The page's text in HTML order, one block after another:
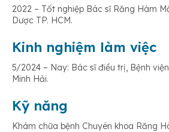
2022 – Tốt nghiệp Bác sĩ Răng Hàm
Dược TP. HCM.
Kinh nghiệm làm việc
5/2024 – Nay: Bác sĩ điều trị, Bệnh
Minh Hải.
Kỹ năng
Khám chữa bệnh Chuyên khoa Răng